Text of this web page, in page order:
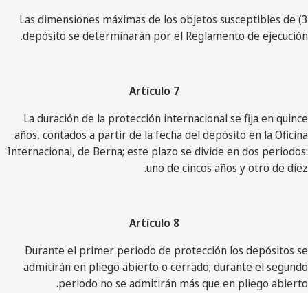
3) Las dimensiones máximas de los objetos susceptibles de
depósito se determinarán por el Reglamento de ejecución.
Artículo 7
La duración de la protección internacional se fija en quince
años, contados a partir de la fecha del depósito en la Oficina
Internacional, de Berna; este plazo se divide en dos periodos:
uno de cincos años y otro de diez.
Artículo 8
Durante el primer periodo de protección los depósitos se
admitirán en pliego abierto o cerrado; durante el segundo
periodo no se admitirán más que en pliego abierto.